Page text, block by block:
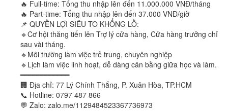
🔥 Full-time: Tổng thu nhập lên đến 11.000.000 VNĐ/tháng
🔥 Part-time: Tổng thu nhập lên đến 37.000 VNĐ/giờ
📌 QUYỀN LỢI SIÊU TO KHỔNG LỒ:
🔹Cơ hội thăng tiến lên Trợ lý cửa hàng, Cửa hàng trưởng chỉ
sau vài tháng.
🔹Môi trường làm việc trẻ trung, chuyên nghiệp
🔹Lịch làm việc linh hoạt, dễ dàng cân bằng giữa học và làm.
━━━━━━━━━━━━
🏢 Địa chỉ: 77 Lý Chính Thắng, P. Xuân Hòa, TP.HCM
📞 Hotline: 0797 487 866
💬 Zalo: zalo.me/1129484523367736973